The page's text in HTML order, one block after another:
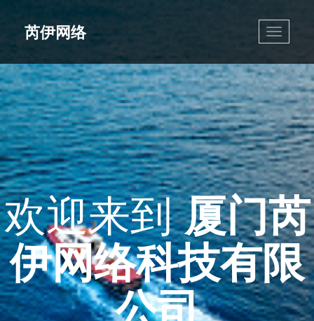
Toggle
芮伊网络
欢迎来到厦门芮
伊网络科技有限
公司